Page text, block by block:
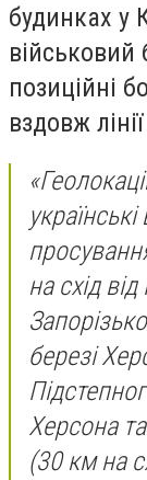
будинках у
позиційні
вздовж
на схід
березі
Херсона
(30 км на